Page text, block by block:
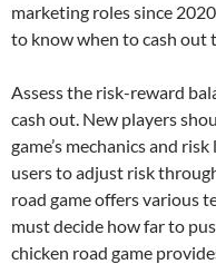
marketing roles since
to know when to cash out
Assess the risk-reward
cash out. New players
game’s mechanics and
users to adjust risk
road game offers various
must decide how far to
chicken road game